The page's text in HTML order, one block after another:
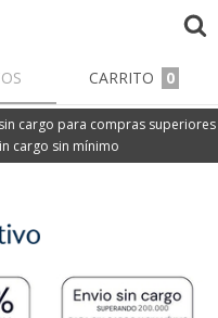
CARRITO 0
cargo para compras superiores
cargo sin mínimo